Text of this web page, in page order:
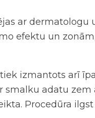
ar dermatologu
efektu un
izmantots arī
smalku adatu
Procedūra